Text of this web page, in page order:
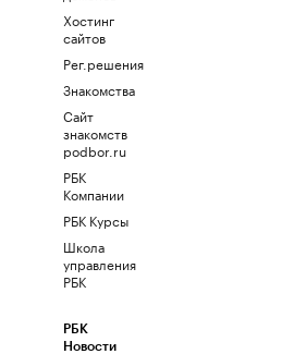
Хостинг
сайтов
Рег.решения
Знакомства
Сайт
знакомств
podbor.ru
РБК
Компании
РБК Курсы
Школа
управления
РБК
РБК
Новости